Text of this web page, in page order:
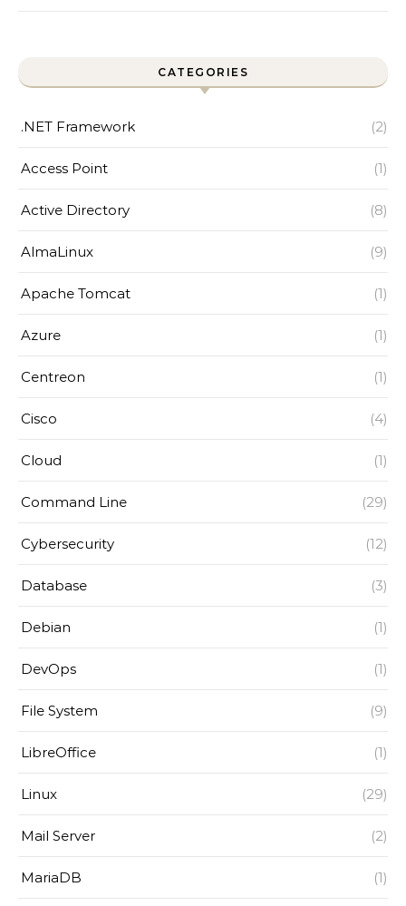
CATEGORIES
.NET Framework (2)
Access Point (1)
Active Directory (8)
AlmaLinux (9)
Apache Tomcat (1)
Azure (1)
Centreon (1)
Cisco (4)
Cloud (1)
Command Line (29)
Cybersecurity (12)
Database (3)
Debian (1)
DevOps (1)
File System (9)
LibreOffice (1)
Linux (29)
Mail Server (2)
MariaDB (1)